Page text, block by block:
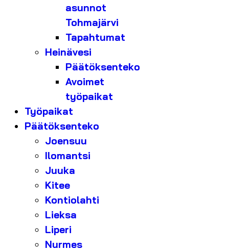
asunnot
Tohmajärvi
Tapahtumat
Heinävesi
Päätöksenteko
Avoimet
työpaikat
Työpaikat
Päätöksenteko
Joensuu
Ilomantsi
Juuka
Kitee
Kontiolahti
Lieksa
Liperi
Nurmes